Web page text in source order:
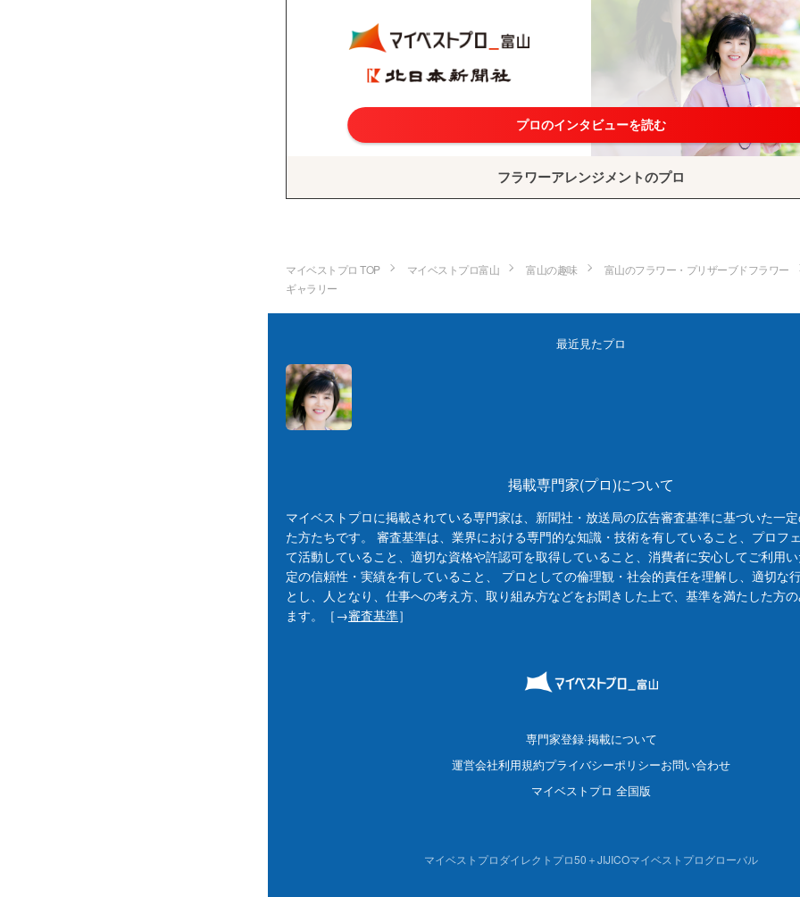
プロのインタビューを読む
フラワーアレンジメントのプロ
マイベストプロ TOP マイベストプロ富山 富山の趣味
富山のフラワー・プリザーブドフラワー
ギャラリー
最近見たプロ
掲載専門家(プロ)について
マイベストプロに掲載されている専門家は、新聞社・放送局の広告審査基準に基づいた一
た方たちです。 審査基準は、業界における専門的な知識・技術を有していること、プロフ
て活動していること、適切な資格や許認可を取得していること、消費者に安心してご利用
定の信頼性・実績を有していること、 プロとしての倫理観・社会的責任を理解し、適切な
とし、人となり、仕事への考え方、取り組み方などをお聞きした上で、基準を満たした方
ます。［→審査基準］
専門家登録·掲載について
運営会社利用規約プライバシーポリシーお問い合わせ
マイベストプロ 全国版
マイベストプロダイレクト プロ50＋JIJICOマイベストプログローバル